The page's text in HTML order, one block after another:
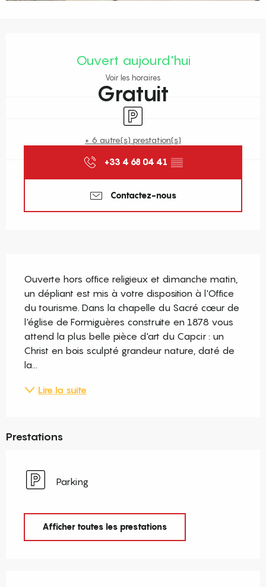
Ouvert aujourd'hui
Voir les horaires
Gratuit
Parking
+ 6 autre(s) prestation(s)
+33 4 68 04 41 ▒▒
Contactez-nous
Ouverte hors office religieux et dimanche matin,
un dépliant est mis à votre disposition à l'Office
du tourisme. Dans la chapelle du Sacré cœur de
l'église de Formiguères construite en 1878 vous
attend la plus belle pièce d'art du Capcir : un
Christ en bois sculpté grandeur nature, daté de
la...
Lire la suite
Prestations
Parking
Afficher toutes les prestations